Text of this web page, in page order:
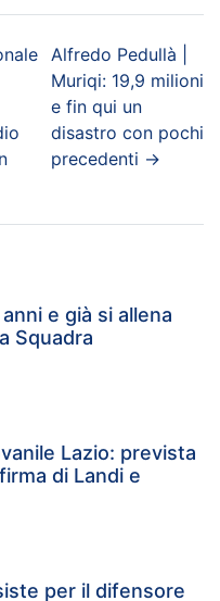
Alfredo Pedullà |
Muriqi: 19,9 milioni
e fin qui un
disastro con pochi
precedenti →
e già si allena
Squadra
Lazio: prevista
di Landi e
per il difensore